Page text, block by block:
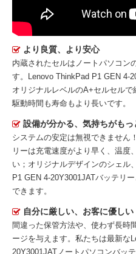
より良質、より安心
内蔵されたセルはノートパソコン
す。
Lenovo ThinkPad P1 GEN 4-
オリジナルレベルのA+セルセルで
駆動時間も寿命もより長いです。
設備が分かる、気持ちがもっ
システムの安定は無視できません
リーは充電速度がより早く、温度
い；オリジナルデザインのシェル
P1 GEN 4-20Y3001JATバッテリ
できます。
自分に厳しい、お客に優しい
間違った保管方法や、使わず長時
ージを与えます。私たちは最新な
20Y3001JATノートパソコンバッ